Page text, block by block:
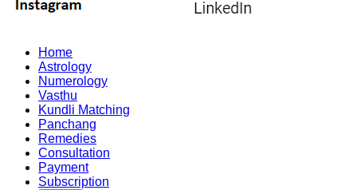
Home
Astrology
Numerology
Vasthu
Kundli Matching
Panchang
Remedies
Consultation
Payment
Subscription